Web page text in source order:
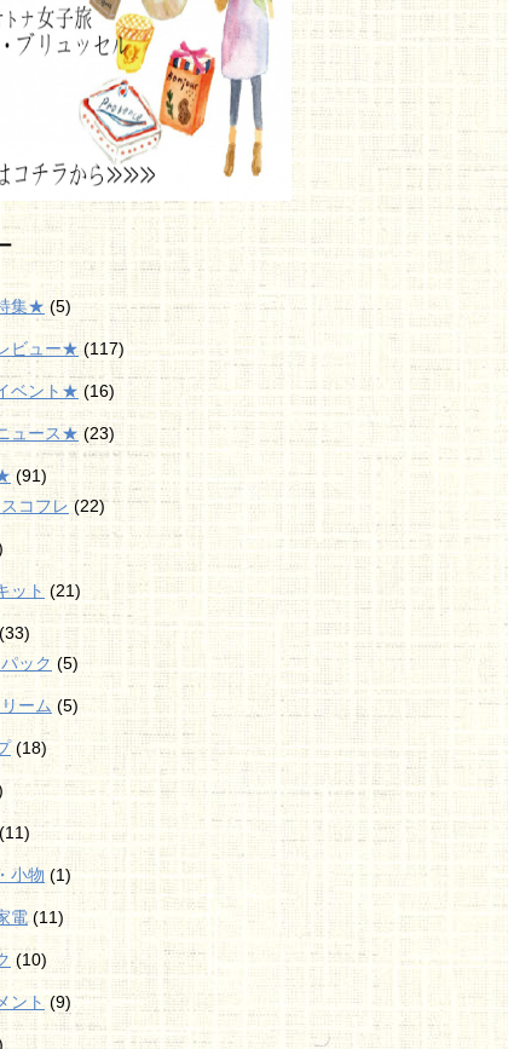
集★ (5)
ビュー★ (117)
ベント★ (16)
ュース★ (23)
(91)
コフレ(22)
ット (21)
(33)
ック (5)
ーム (5)
(18)
(11)
小物 (1)
電 (11)
(10)
ント (9)